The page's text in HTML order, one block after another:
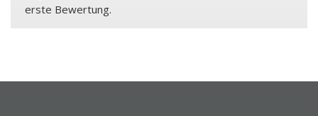
erste Bewertung.